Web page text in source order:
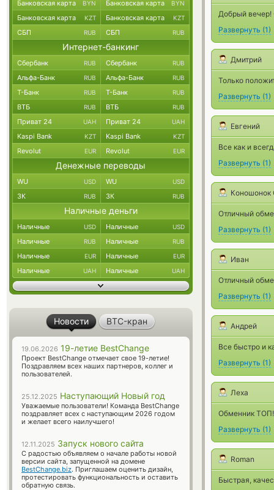
Добрый вечер!
Развернуть (1)
Дмитрий
Только
Развернуть (1)
Евгений
Все как и
Развернуть (1)
Коношонок
Отличный
Развернуть (1)
Иван
Отличный
Развернуть (1)
Андрей
Все быстро и
Развернуть (1)
Леха
Обменник ТОП!
Развернуть (1)
Roman
Быстрая,
Банковская карта BYN Банковская карта BYN
Банковская карта KZT Банковская карта KZT
СБП RUB СБП RUB
Интернет-банкинг
Сбербанк RUB Сбербанк RUB
Альфа-Банк RUB Альфа-Банк RUB
Т-Банк RUB Т-Банк RUB
ВТБ RUB ВТБ RUB
Приват 24 UAH Приват 24 UAH
Kaspi Bank KZT Kaspi Bank KZT
Revolut EUR Revolut EUR
Денежные переводы
WU USD WU USD
ЗК RUB ЗК RUB
Наличные деньги
Наличные USD Наличные USD
Наличные RUB Наличные RUB
Наличные EUR Наличные EUR
Наличные UAH Наличные UAH
Новости BTC-кран
19.06.2026 19-летие BestChange
Проект BestChange отмечает свое 19-летие!
Поздравляем всех наших партнеров, коллег и
пользователей.
25.12.2025 Наступающий Новый год
Уважаемые пользователи! Команда BestChange
поздравляет всех с наступающим 2026 годом
и желает всего наилучшего!
12.11.2025 Запуск нового сайта
С радостью объявляем о начале работы новой
версии сайта, запущенной на домене
BestChange.biz. Приглашаем оценить дизайн,
протестировать функциональность и оставить
обратную связь.